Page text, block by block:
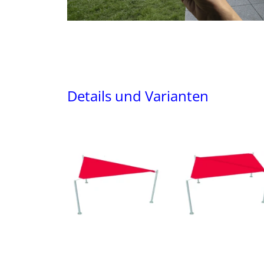
Details und Varianten